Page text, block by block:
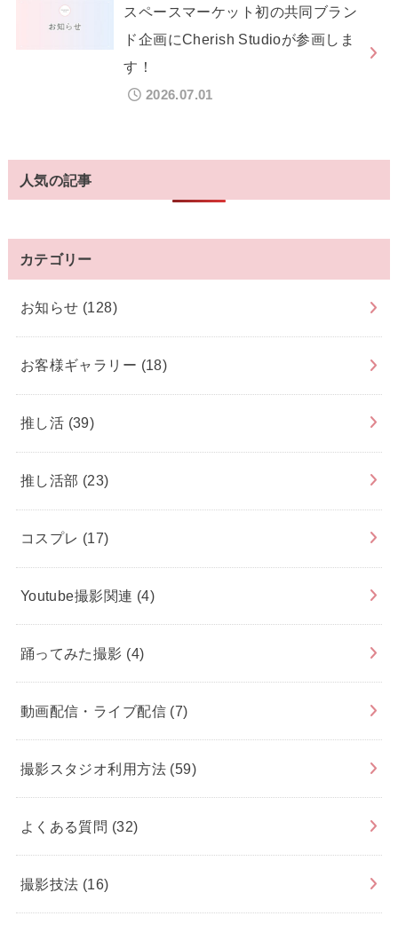
スペースマーケット初の共同ブラン
ド企画にCherish Studioが参画しま
す！
2026.07.01
人気の記事
カテゴリー
お知らせ (128)
お客様ギャラリー (18)
推し活 (39)
推し活部 (23)
コスプレ (17)
Youtube撮影関連 (4)
踊ってみた撮影 (4)
動画配信・ライブ配信 (7)
撮影スタジオ利用方法 (59)
よくある質問 (32)
撮影技法 (16)